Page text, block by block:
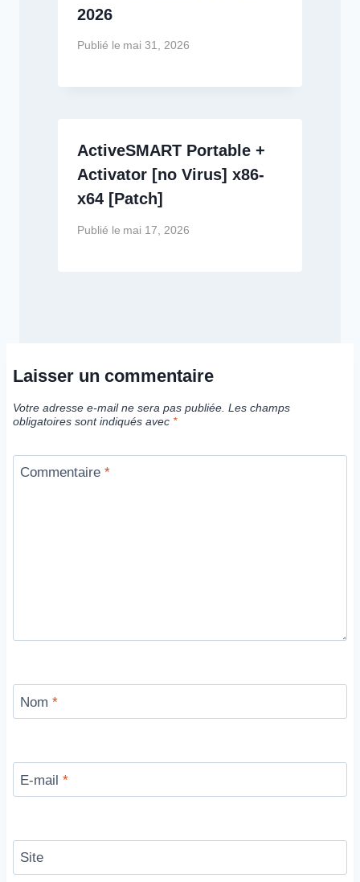
2026
Publié le mai 31, 2026
ActiveSMART Portable +
Activator [no Virus] x86-
x64 [Patch]
Publié le mai 17, 2026
Laisser un commentaire
Votre adresse e-mail ne sera pas publiée. Les champs
obligatoires sont indiqués avec *
Commentaire *
Nom *
E-mail *
Site